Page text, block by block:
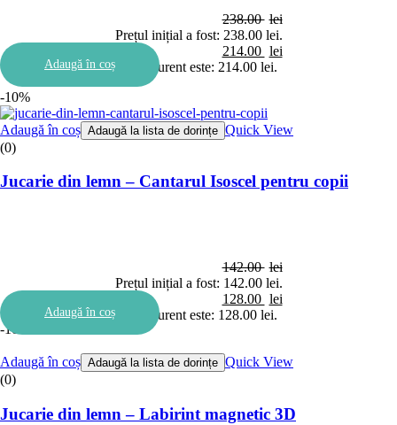
238.00 lei
Prețul inițial a fost: 238.00 lei.
214.00 lei
Prețul curent este: 214.00 lei.
Adaugă în coș
-10%
Adaugă în coș Adaugă la lista de dorințe Quick View
(0)
Jucarie din lemn – Cantarul Isoscel pentru copii
142.00 lei
Prețul inițial a fost: 142.00 lei.
128.00 lei
Prețul curent este: 128.00 lei.
Adaugă în coș
-10%
Adaugă în coș Adaugă la lista de dorințe Quick View
(0)
Jucarie din lemn – Labirint magnetic 3D